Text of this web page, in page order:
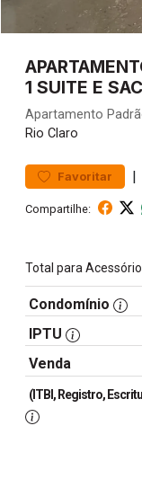
1 SUITE E
Apartamento
Rio Claro
Favoritar |
Compartilhe:
Total para
Condomínio
IPTU
Venda
(ITBI, Registro,